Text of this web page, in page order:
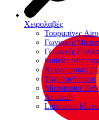
Χειρολαβές
Τουρμπίνες
Γωνιακές
Γωνιακές
Ευθείες
Χειρουργικές
Ταχυσύνδεσμοι
Micromotor
Λίπανση
Luftmotor-